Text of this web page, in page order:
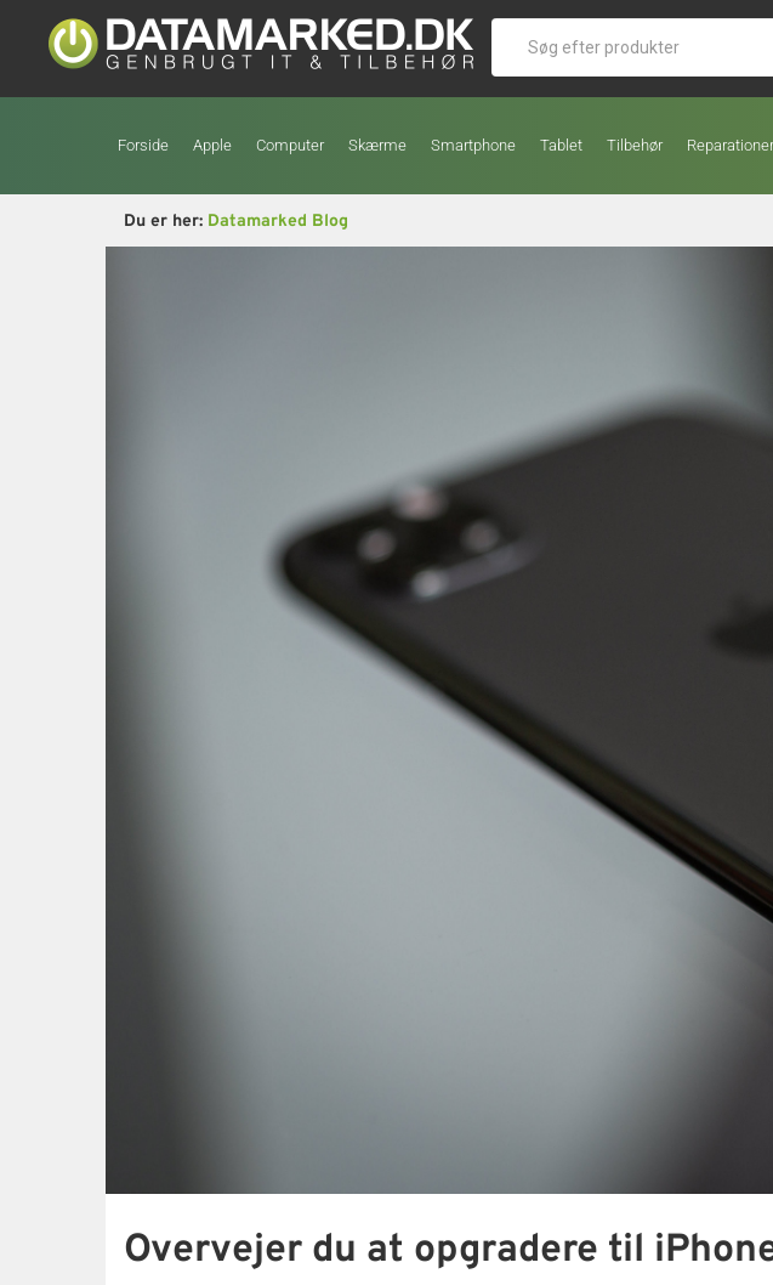
Forside Apple Computer Skærme Smartphone Tablet Tilbehør
Du er her: Datamarked Blog
Overvejer du at opgradere til